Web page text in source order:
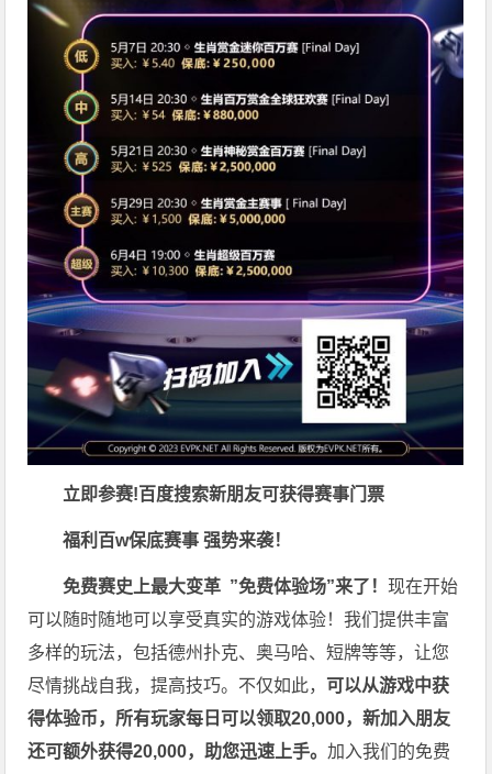
立即参赛!百度搜索新朋友可获得赛事门票
福利 百w保底赛事 强势来袭！
免费赛史上最大变革 ”免费体验场”来了！现在开始
可以随时随地可以享受真实的游戏体验！我们提供丰富
多样的玩法，包括德州扑克、奥马哈、短牌等等，让您
尽情挑战自我，提高技巧。不仅如此， 可以从游戏中获
得体验币，所有玩家每日可以领取20,000，新加入朋友
还可额外获得20,000，助您迅速上手。加入我们的免费